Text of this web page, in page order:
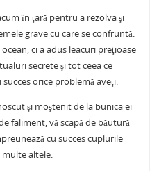
în ţară pentru a rezolva şi
grave cu care se confruntă.
ci a adus leacuri preţioase
secrete şi tot ceea ce
orice problemă aveţi.
şi moştenit de la bunica ei
faliment, vă scapă de băutură
cu succes cuplurile
multe altele.